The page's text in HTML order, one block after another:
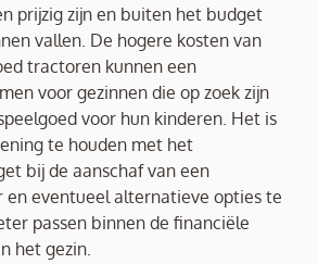
prijzig zijn en buiten het budget
vallen. De hogere kosten van
tractoren kunnen een
voor gezinnen die op zoek zijn
voor hun kinderen. Het is
te houden met het
bij de aanschaf van een
en eventueel alternatieve opties te
passen binnen de financiële
het gezin.